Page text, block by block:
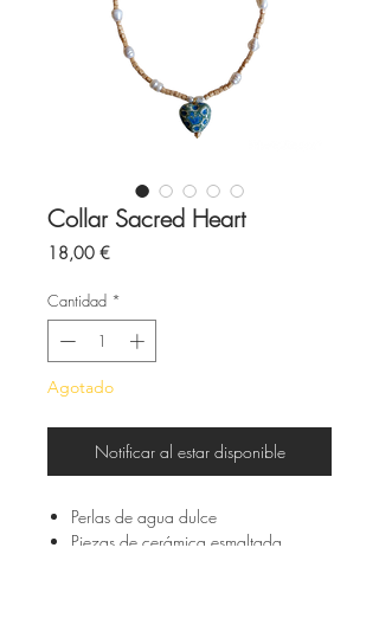
Collar Sacred Heart
18,00 €Precio
Cantidad *
Agotado
Notificar al estar disponible
Perlas de agua dulce
Piezas de cerámica esmaltada